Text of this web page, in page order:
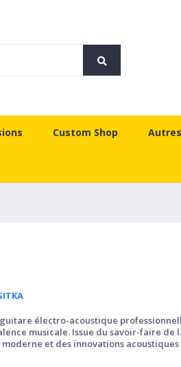
Custom Shop Autres
électro-acoustique
musicale. Issue du savoir-faire de
et des innovations